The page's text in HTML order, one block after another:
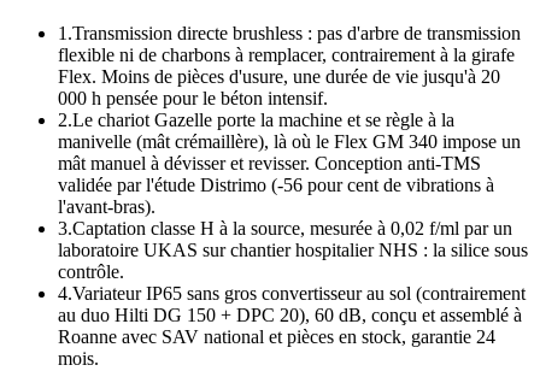
1.Transmission directe brushless : pas d'arbre de transmission
flexible ni de charbons à remplacer, contrairement à la girafe
Flex. Moins de pièces d'usure, une durée de vie jusqu'à 20
000 h pensée pour le béton intensif.
2.Le chariot Gazelle porte la machine et se règle à la
manivelle (mât crémaillère), là où le Flex GM 340 impose un
mât manuel à dévisser et revisser. Conception anti-TMS
validée par l'étude Distrimo (-56 pour cent de vibrations à
l'avant-bras).
3.Captation classe H à la source, mesurée à 0,02 f/ml par un
laboratoire UKAS sur chantier hospitalier NHS : la silice sous
contrôle.
4.Variateur IP65 sans gros convertisseur au sol (contrairement
au duo Hilti DG 150 + DPC 20), 60 dB, conçu et assemblé à
Roanne avec SAV national et pièces en stock, garantie 24
mois.